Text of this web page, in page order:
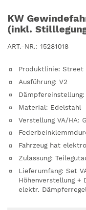
KW
(inkl.
ART.-NR.: 15281018
Produktlinie: Street
Ausführung:V2
Dämpfereinstellung:
Material: Edelstahl
Verstellung VA/HA:
Fahrzeug hat
Zulassung:
Lieferumfang: Set
Höhenverstellung +
elektr.